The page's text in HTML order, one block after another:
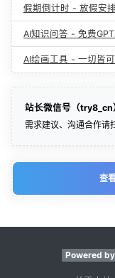
假期倒计时 - 放假安排
AI知识问答 - 免费GPT
AI绘画工具 - 一切皆可
站长微信号（try8_cn
需求建议、沟通合作请
查
Powered by